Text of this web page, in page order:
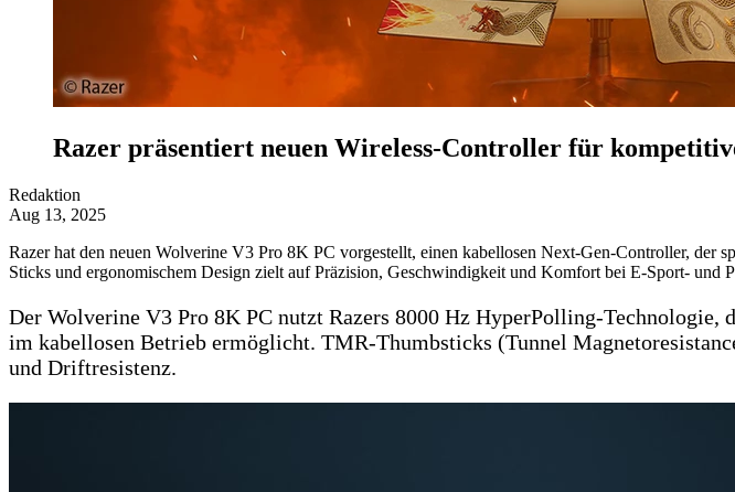
Razer präsentiert neuen Wireless-Controller für
Redaktion
Aug 13, 2025
Razer hat den neuen Wolverine V3 Pro 8K PC vorgestellt, einen kabellosen Next-Gen-Controller,
Sticks und ergonomischem Design zielt auf Präzision, Geschwindigkeit und Komfort bei E-Sport- und
Der Wolverine V3 Pro 8K PC nutzt Razers 8000 Hz HyperPolling-Technologie,
im kabellosen Betrieb ermöglicht. TMR-Thumbsticks (Tunnel
und Driftresistenz.